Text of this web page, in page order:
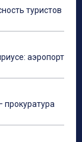
туристов
аэропорт
прокуратура